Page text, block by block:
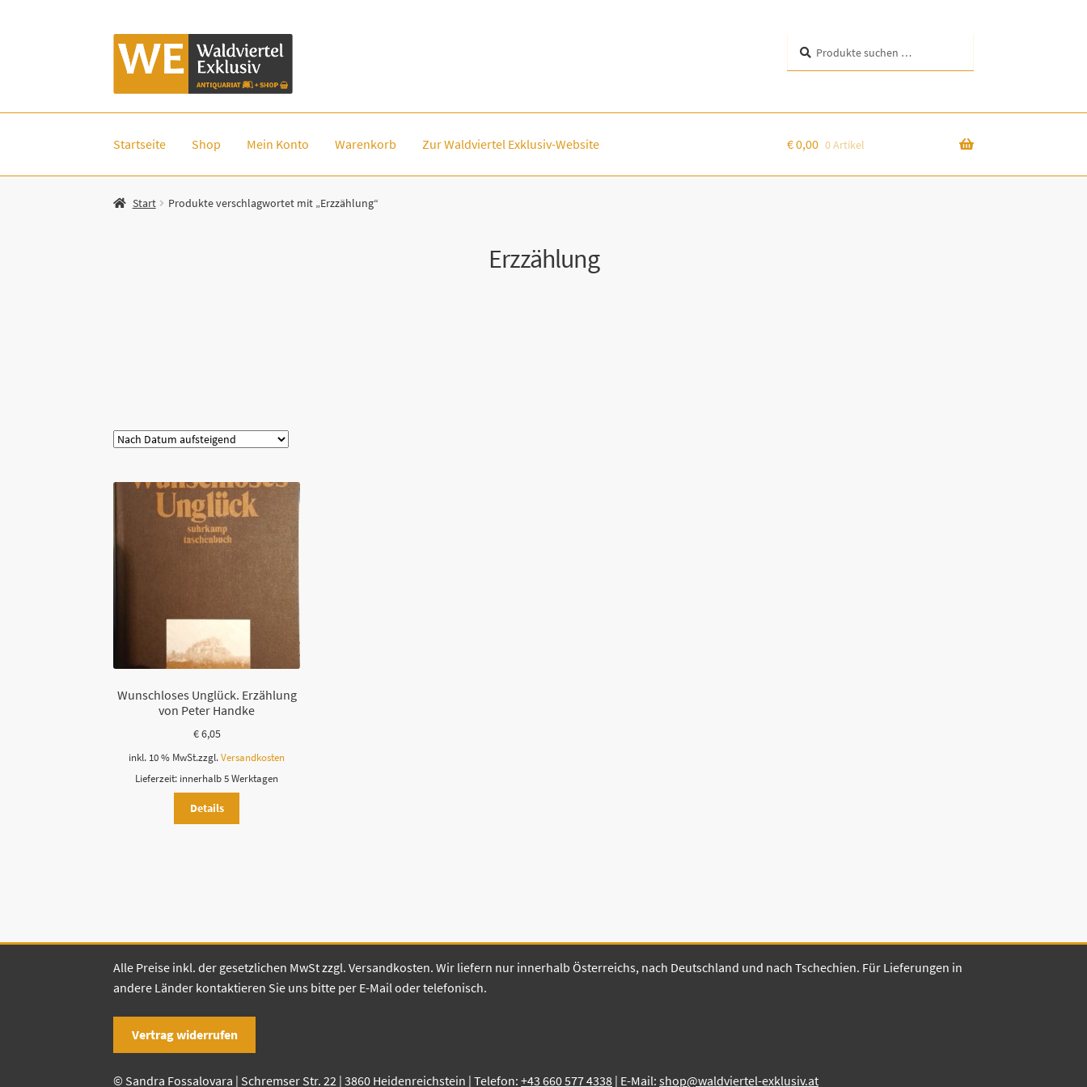
Zur
Navigation
Zum
Inhalt
nach:
Startseite Shop Mein Konto Warenkorb Zur Waldviertel Exklusiv-Website €0,00 0 Artikel
Start Produkte verschlagwortet mit „Erzzählung“
Erzzählung
Wunschloses Unglück. Erzählung
von Peter Handke
€6,05
inkl. 10 % MwSt.zzgl.Versandkosten
Lieferzeit: innerhalb 5 Werktagen
Details
Alle Preise inkl. der gesetzlichen MwSt zzgl. Versandkosten. Wir liefern nur innerhalb Österreichs, nach Deutschland und nach Tschechien. Für Lieferungen in
andere Länder kontaktieren Sie uns bitte per E-Mail oder telefonisch.
Vertrag widerrufen
© Sandra Fossalovara | Schremser Str. 22 | 3860 Heidenreichstein | Telefon:+43 660 577 4338 | E-Mail:shop@waldviertel-exklusiv.at